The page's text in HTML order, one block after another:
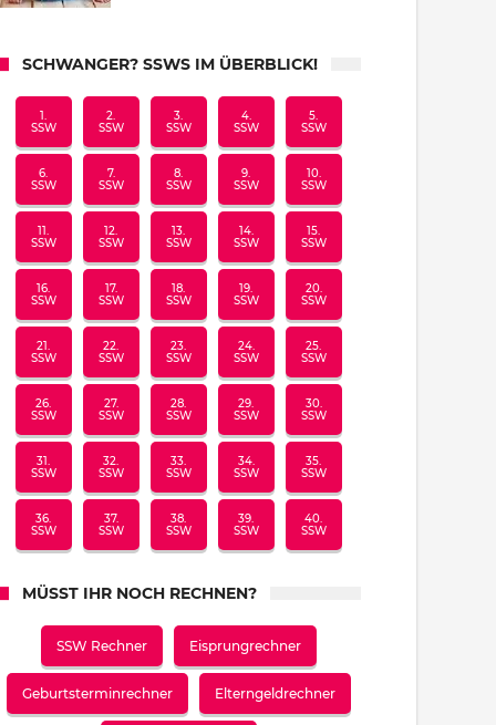
SCHWANGER? SSWS IM ÜBERBLICK!
1.
SSW
2.
SSW
3.
SSW
4.
SSW
5.
SSW
6.
SSW
7.
SSW
8.
SSW
9.
SSW
10.
SSW
11.
SSW
12.
SSW
13.
SSW
14.
SSW
15.
SSW
16.
SSW
17.
SSW
18.
SSW
19.
SSW
20.
SSW
21.
SSW
22.
SSW
23.
SSW
24.
SSW
25.
SSW
26.
SSW
27.
SSW
28.
SSW
29.
SSW
30.
SSW
31.
SSW
32.
SSW
33.
SSW
34.
SSW
35.
SSW
36.
SSW
37.
SSW
38.
SSW
39.
SSW
40.
SSW
MÜSST IHR NOCH RECHNEN?
SSW Rechner Eisprungrechner
Geburtsterminrechner Elterngeldrechner